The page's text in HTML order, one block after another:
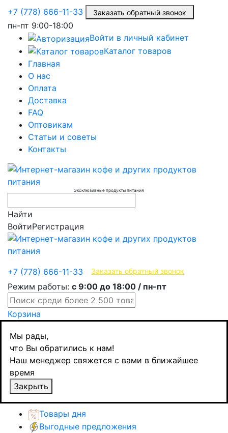
+7 (778) 666-11-33 Заказать обратный звонок
пн-пт 9:00-18:00
Войти в личный кабинет
Каталог товаров
Главная
О нас
Оплата
Доставка
FAQ
Оптовикам
Статьи и советы
Контакты
Эксклюзивные продукты питания
Найти
ВойтиРегистрация
+7 (778) 666-11-33 Заказать обратный звонок
Режим работы: с 9:00 до 18:00 / пн-пт
Корзина
Мы рады,
что Вы обратились к нам!
Наш менеджер свяжется с вами в ближайшее
время
Закрыть
Напитки
Соки / напитки
DiFrutta сок Апельсин, BIO, 200 мл
Назадтоваров
Каталог товаров
Товары дня
Выгодные предложения